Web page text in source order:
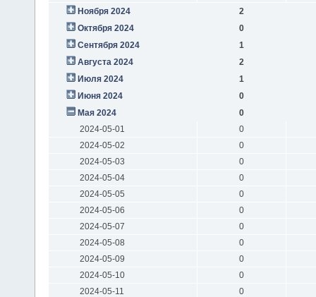
Ноября 2024
2
Октября 2024
0
Сентября 2024
1
Августа 2024
2
Июля 2024
1
Июня 2024
0
Мая 2024
0
2024-05-01
0
2024-05-02
0
2024-05-03
0
2024-05-04
0
2024-05-05
0
2024-05-06
0
2024-05-07
0
2024-05-08
0
2024-05-09
0
2024-05-10
0
2024-05-11
0